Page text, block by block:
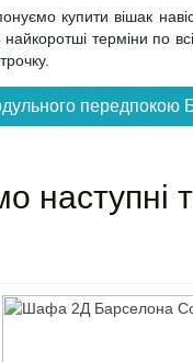
купити вішак
терміни по
передпокою
наступні